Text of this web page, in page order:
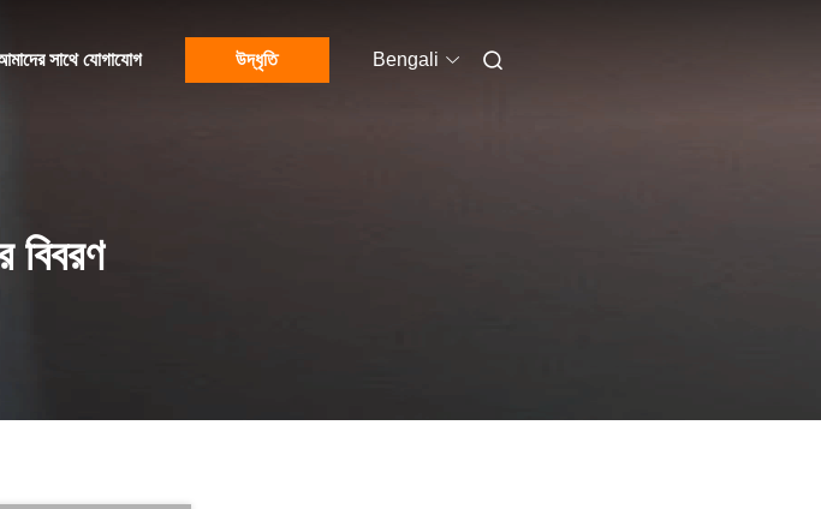
সাথে যোগাযোগ উদ্ধৃতি Bengali
বিবরণ